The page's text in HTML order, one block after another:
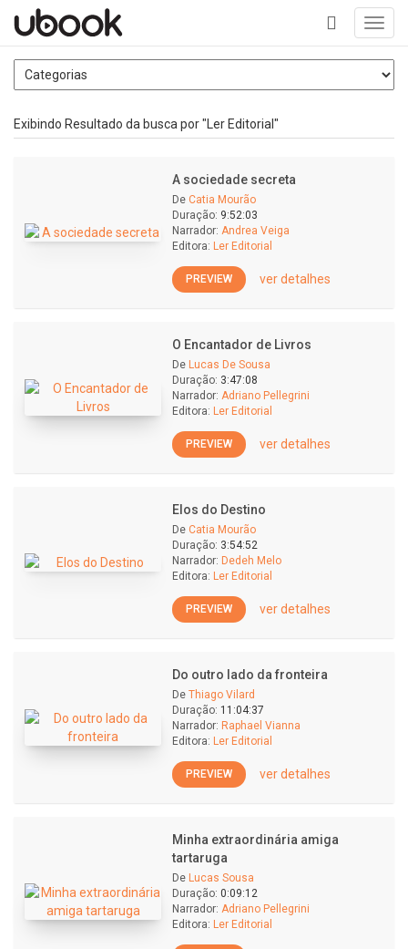
+
Exibindo Resultado da busca por "Ler Editorial"
A sociedade secreta
De Catia Mourão
Duração: 9:52:03
Narrador: Andrea Veiga
Editora: Ler Editorial
PREVIEW ver detalhes
O Encantador de Livros
De Lucas De Sousa
Duração: 3:47:08
Narrador: Adriano Pellegrini
Editora: Ler Editorial
PREVIEW ver detalhes
Elos do Destino
De Catia Mourão
Duração: 3:54:52
Narrador: Dedeh Melo
Editora: Ler Editorial
PREVIEW ver detalhes
Do outro lado da fronteira
De Thiago Vilard
Duração: 11:04:37
Narrador: Raphael Vianna
Editora: Ler Editorial
PREVIEW ver detalhes
Minha extraordinária amiga
tartaruga
De Lucas Sousa
Duração: 0:09:12
Narrador: Adriano Pellegrini
Editora: Ler Editorial